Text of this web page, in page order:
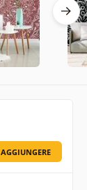
AGGIUNGERE